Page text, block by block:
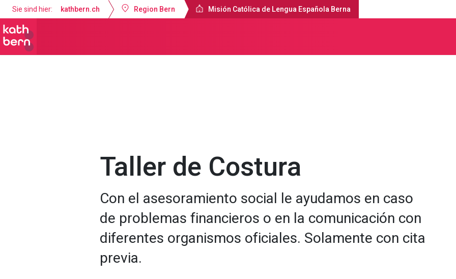
Sie sind hier: kathbern.ch Region Bern Misión Católica de Lengua Española Berna
Taller de Costura
Con el asesoramiento social le ayudamos en caso
de problemas financieros o en la comunicación con
diferentes organismos oficiales. Solamente con cita
previa.